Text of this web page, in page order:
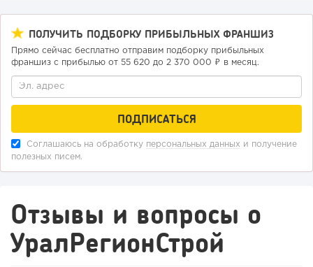
интернет-магазине...
ПОЛУЧИТЬ ПОДБОРКУ ПРИБЫЛЬНЫХ ФРАНШИЗ
Прямо сейчас бесплатно отправим подборку прибыльных
франшиз с прибылью от 55 620 до 2 370 000 ₽ в месяц.
Соглашаюсь на обработку персональных данных и получение
полезных писем.
Отзывы и вопросы о
УралРегионСтрой